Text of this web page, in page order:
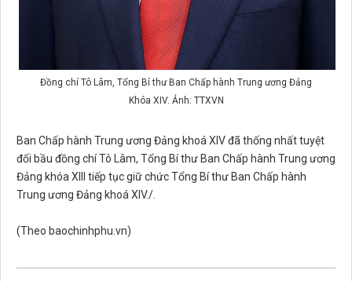
Đồng chí Tô Lâm, Tổng Bí thư Ban Chấp hành Trung ương Đảng
Khóa XIV. Ảnh: TTXVN
Ban Chấp hành Trung ương Đảng khoá XIV đã thống nhất tuyệt
đối bầu đồng chí Tô Lâm, Tổng Bí thư Ban Chấp hành Trung ương
Đảng khóa XIII tiếp tục giữ chức Tổng Bí thư Ban Chấp hành
Trung ương Đảng khoá XIV./.
(Theo baochinhphu.vn)